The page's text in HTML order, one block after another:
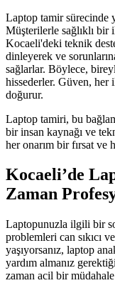
Laptop tamir sürecinde
Müşterilerle sağlıklı
Kocaeli'deki teknik
dinleyerek ve
sağlarlar. Böylece,
hissederler. Güven,
doğurur.
Laptop tamiri, bu
bir insan kaynağı ve
her onarım bir fırsat ve
Kocaeli’de
Zaman
Laptopunuzla ilgili bir
problemleri can sıkıcı
yaşıyorsanız, laptop
yardım almanız
zaman acil bir